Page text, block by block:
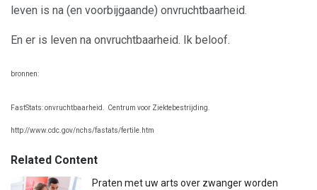
leven is na (en voorbijgaande) onvruchtbaarheid.
En er is leven na onvruchtbaarheid. Ik beloof.
bronnen:
FastStats: onvruchtbaarheid. Centrum voor Ziektebestrijding.
http://www.cdc.gov/nchs/fastats/fertile.htm
Related Content
Praten met uw arts over zwanger worden